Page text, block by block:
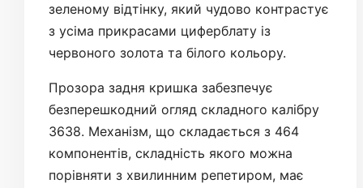
зеленому відтінку, який чудово контрастує
з усіма прикрасами циферблату із
червоного золота та білого кольору.
Прозора задня кришка забезпечує
безперешкодний огляд складного калібру
3638. Механізм, що складається з 464
компонентів, складність якого можна
порівняти з хвилинним репетиром, має